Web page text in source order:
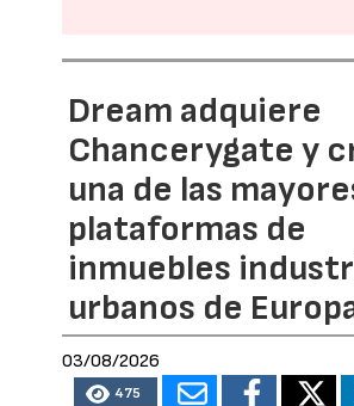
Dream adquiere
Chancerygate y
una de las
plataformas de
inmuebles
urbanos de
03/08/2026
475